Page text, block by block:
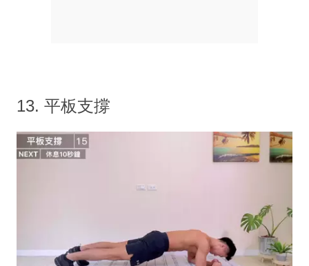
13. 平板支撐